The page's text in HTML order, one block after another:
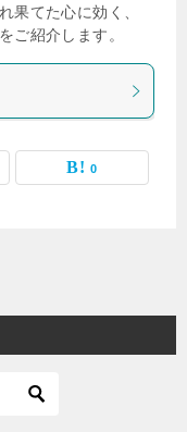
果てた心に効く、
ご紹介します。
0